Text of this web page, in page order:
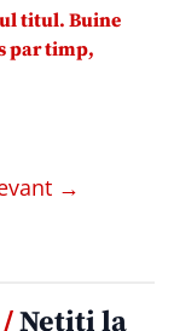
titul. Buine
par timp,
→
Netiti la